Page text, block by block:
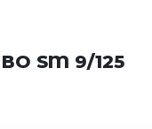
SM 9/125